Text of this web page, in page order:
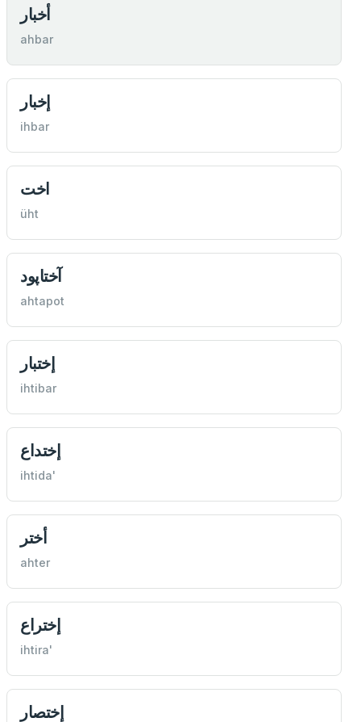
أخبار
ahbar
إخبار
ihbar
اخت
üht
آختاپود
ahtapot
إختبار
ihtibar
إختداع
ihtida'
أختر
ahter
إختراع
ihtira'
إختصار